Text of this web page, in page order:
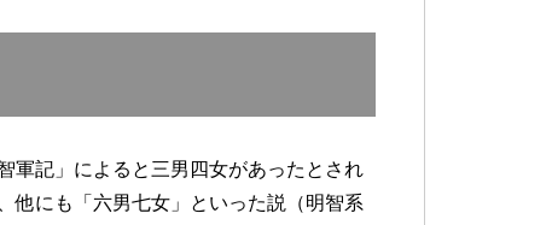
軍記」によると三男四女があったとされ
他にも「六男七女」といった説（明智系